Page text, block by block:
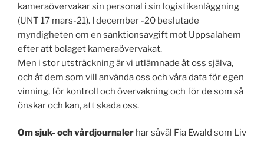
kameraövervakar sin personal i sin logistikanläggning
(UNT 17 mars-21). I december -20 beslutade
myndigheten om en sanktionsavgift mot Uppsalahem
efter att bolaget kameraövervakat.
Men i stor utsträckning är vi utlämnade åt oss själva,
och åt dem som vill använda oss och våra data för egen
vinning, för kontroll och övervakning och för de som så
önskar och kan, att skada oss.
Om sjuk- och vårdjournaler har såväl Fia Ewald som Liv